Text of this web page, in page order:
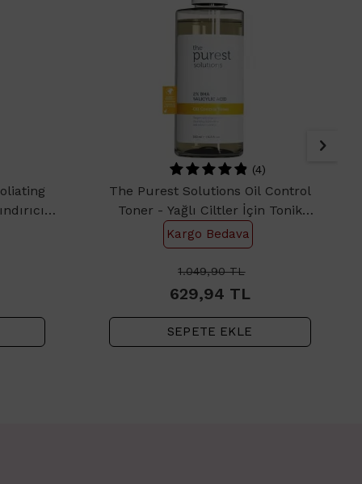
(4)
The Purest Solutions Oil Control
Toner - Yağlı Ciltler İçin Tonik
200ml
Kargo Bedava
1.049,90TL
629,94 TL
SEPETE EKLE